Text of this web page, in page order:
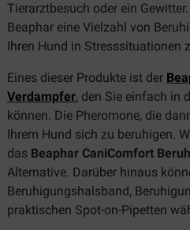
Tierarztbesuch oder ein
Beaphar eine Vielzahl von
Ihren Hund in Stresssituationen
Eines dieser Produkte ist der
Verdampfer, den Sie einfach in
können. Die Pheromone, die
Ihrem Hund sich zu beruhigen.
das Beaphar CaniComfort
Alternative. Darüber hinaus
Beruhigungshalsband,
praktischen Spot-on-Pipetten